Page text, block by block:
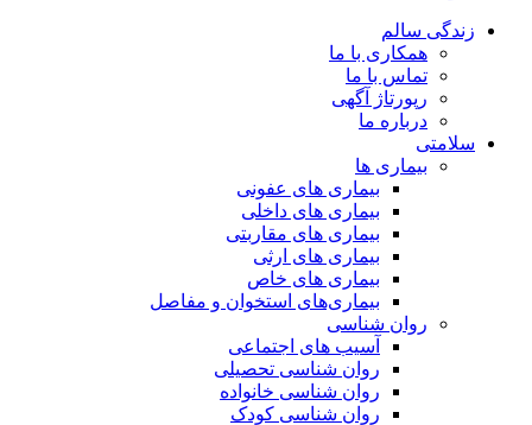
زندگی سالم
همکاری با ما
تماس با ما
رپورتاژ آگهی
درباره ما
سلامتی
بیماری ها
بیماری های عفونی
بیماری های داخلی
بیماری های مقاربتی
بیماری های ارثی
بیماری های خاص
بیماری‌های استخوان و مفاصل
روان شناسی
آسیب های اجتماعی
روان شناسی تحصیلی
روان شناسی خانواده
روان شناسی کودک